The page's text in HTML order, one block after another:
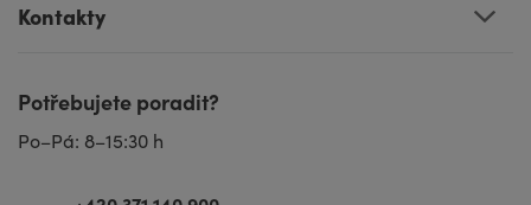
Kontakty
Potřebujete poradit?
Po–Pá: 8–15:30 h